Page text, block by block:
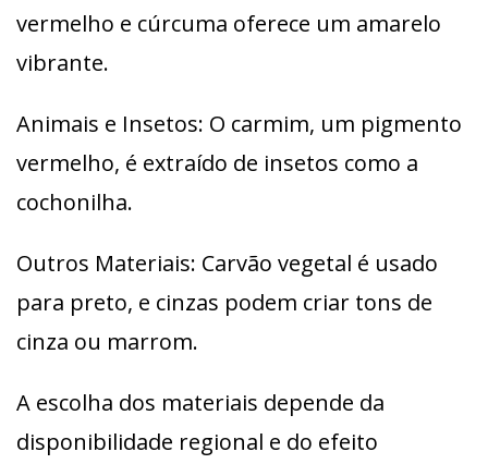
vermelho e cúrcuma oferece um amarelo
vibrante.
Animais e Insetos: O carmim, um pigmento
vermelho, é extraído de insetos como a
cochonilha.
Outros Materiais: Carvão vegetal é usado
para preto, e cinzas podem criar tons de
cinza ou marrom.
A escolha dos materiais depende da
disponibilidade regional e do efeito